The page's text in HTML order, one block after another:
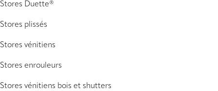
Stores Duette®
Stores plissés
Stores vénitiens
Stores enrouleurs
Stores vénitiens bois et shutters